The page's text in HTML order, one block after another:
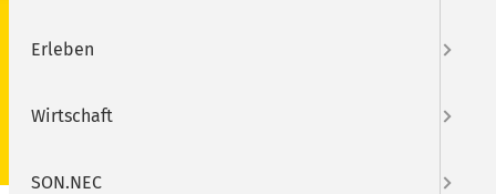
Erleben
Wirtschaft
SON.NEC